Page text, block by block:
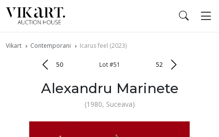
Vikart Contemporani Icarus feel (2023)
50 Lot #51 52
Alexandru Marinete
(1980, Suceava)